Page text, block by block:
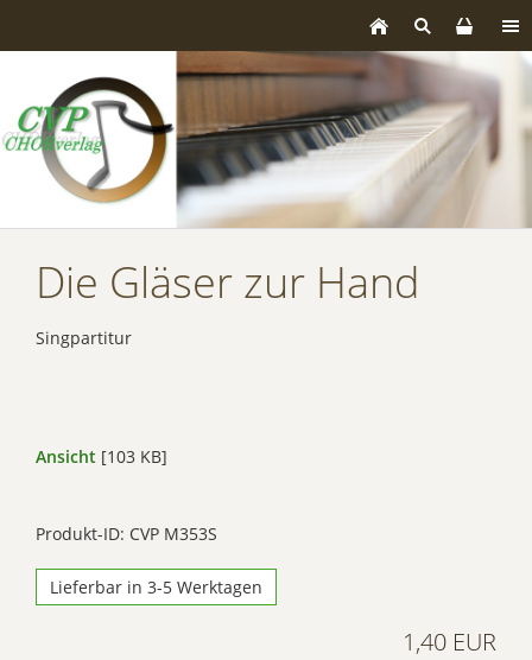
Die Gläser zur Hand
Singpartitur
Ansicht [103 KB]
Produkt-ID: CVP M353S
Lieferbar in 3-5 Werktagen
1,40 EUR